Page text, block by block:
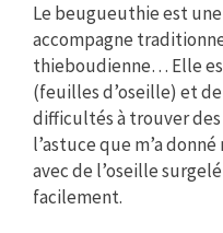
Le beugueuthie est une
accompagne
thieboudienne… Elle
(feuilles d’oseille) et de
difficultés à trouver
l’astuce que m’a
avec de l’oseille
facilement.